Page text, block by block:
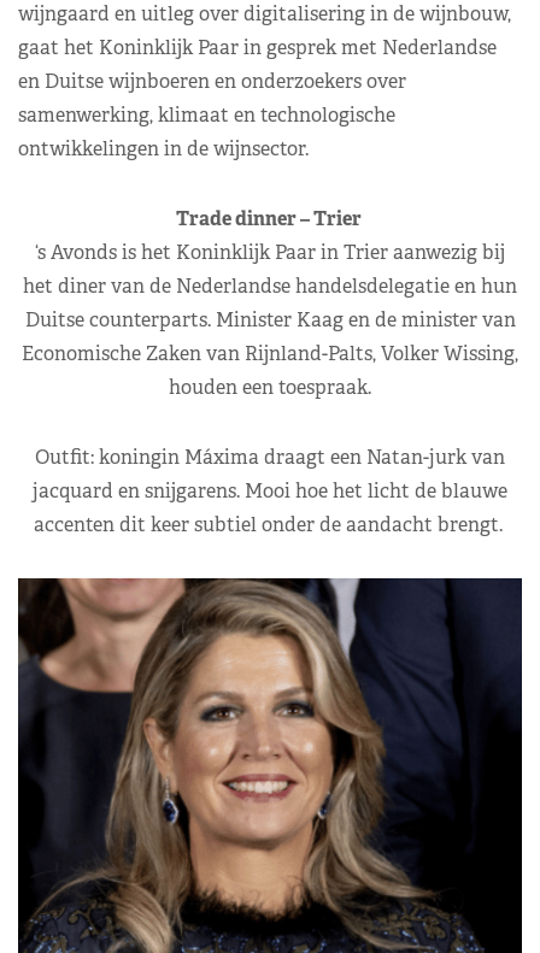
wijngaard en uitleg over digitalisering in de wijnbouw,
gaat het Koninklijk Paar in gesprek met Nederlandse
en Duitse wijnboeren en onderzoekers over
samenwerking, klimaat en technologische
ontwikkelingen in de wijnsector.
Trade dinner – Trier
‘s Avonds is het Koninklijk Paar in Trier aanwezig bij
het diner van de Nederlandse handelsdelegatie en hun
Duitse counterparts. Minister Kaag en de minister van
Economische Zaken van Rijnland-Palts, Volker Wissing,
houden een toespraak.
Outfit: koningin Máxima draagt een Natan-jurk van
jacquard en snijgarens. Mooi hoe het licht de blauwe
accenten dit keer subtiel onder de aandacht brengt.